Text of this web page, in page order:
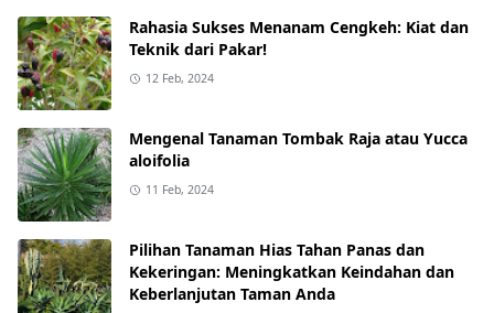
Rahasia Sukses Menanam Cengkeh: Kiat dan
Teknik dari Pakar!
12 Feb, 2024
Mengenal Tanaman Tombak Raja atau Yucca
aloifolia
11 Feb, 2024
Pilihan Tanaman Hias Tahan Panas dan
Kekeringan: Meningkatkan Keindahan dan
Keberlanjutan Taman Anda